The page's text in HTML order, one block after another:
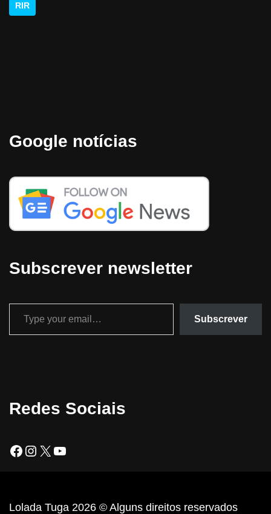
RIR
Google notícias
Subscrever newsletter
Subscrever
Redes Sociais
Lolada Tuga 2026 © Alguns direitos reservados